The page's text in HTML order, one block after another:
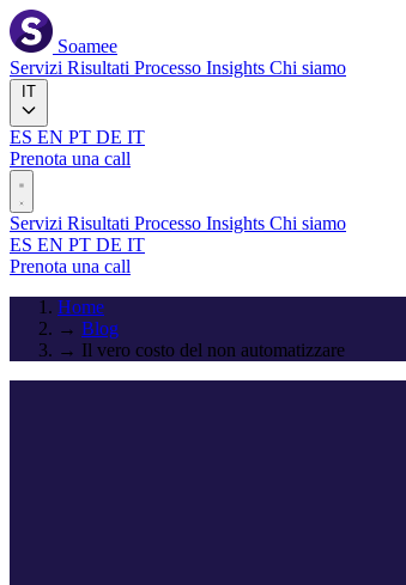
Soamee
Servizi Risultati Processo Insights Chi siamo
ES EN PT DE IT
Prenota una call
Servizi Risultati Processo Insights Chi siamo
ES EN PT DE IT
Prenota una call
Home
→ Blog
→ Il vero costo del non automatizzare